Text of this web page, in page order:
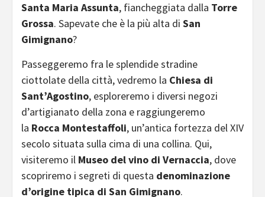
Santa Maria Assunta, fiancheggiata dalla Torre
Grossa. Sapevate che è la più alta di San
Gimignano?
Passeggeremo fra le splendide stradine
ciottolate della città, vedremo la Chiesa di
Sant’Agostino, esploreremo i diversi negozi
d’artigianato della zona e raggiungeremo
la Rocca Montestaffoli, un’antica fortezza del XIV
secolo situata sulla cima di una collina. Qui,
visiteremo il Museo del vino di Vernaccia, dove
scopriremo i segreti di questa denominazione
d’origine tipica di San Gimignano.